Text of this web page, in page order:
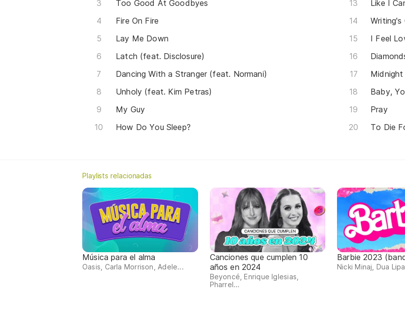
Too Good At Goodbyes
Fire On Fire
Lay Me Down
Latch (feat. Disclosure)
Dancing With a Stranger (feat. Normani)
Unholy (feat. Kim Petras)
My Guy
How Do You Sleep?
Like I
Writing's
I Feel
Midnight
Baby,
Pray
To Die
Playlists relacionadas
Música para el alma
Oasis, Carla Morrison, Adele...
Canciones que cumplen 10
años en 2024
Beyoncé, Enrique Iglesias,
Pharrel...
Barbie 2023
Nicki Minaj, Dua